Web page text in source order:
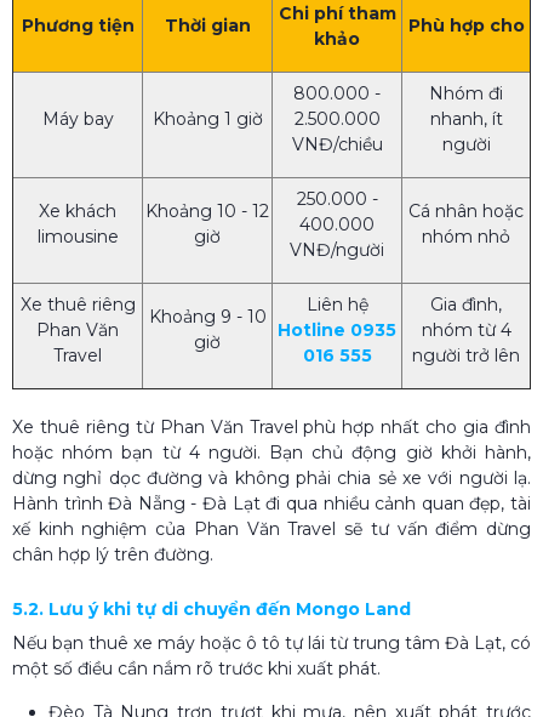
Phương tiện Thời gian
Chi phí tham
khảo
Phù hợp cho
Máy bay Khoảng 1 giờ
800.000 -
2.500.000
VNĐ/chiều
Nhóm đi
nhanh, ít
người
Xe khách
limousine
Khoảng 10 - 12
giờ
250.000 -
400.000
VNĐ/người
Cá nhân hoặc
nhóm nhỏ
Xe thuê riêng
Phan Văn
Travel
Khoảng 9 - 10
giờ
Liên hệ
Hotline 0935
016 555
Gia đình,
nhóm từ 4
người trở lên
Xe thuê riêng từ Phan Văn Travel phù hợp nhất cho gia đình
hoặc nhóm bạn từ 4 người. Bạn chủ động giờ khởi hành,
dừng nghỉ dọc đường và không phải chia sẻ xe với người lạ.
Hành trình Đà Nẵng - Đà Lạt đi qua nhiều cảnh quan đẹp, tài
xế kinh nghiệm của Phan Văn Travel sẽ tư vấn điểm dừng
chân hợp lý trên đường.
5.2. Lưu ý khi tự di chuyển đến Mongo Land
Nếu bạn thuê xe máy hoặc ô tô tự lái từ trung tâm Đà Lạt, có
một số điều cần nắm rõ trước khi xuất phát.
Đèo Tà Nung trơn trượt khi mưa, nên xuất phát trước